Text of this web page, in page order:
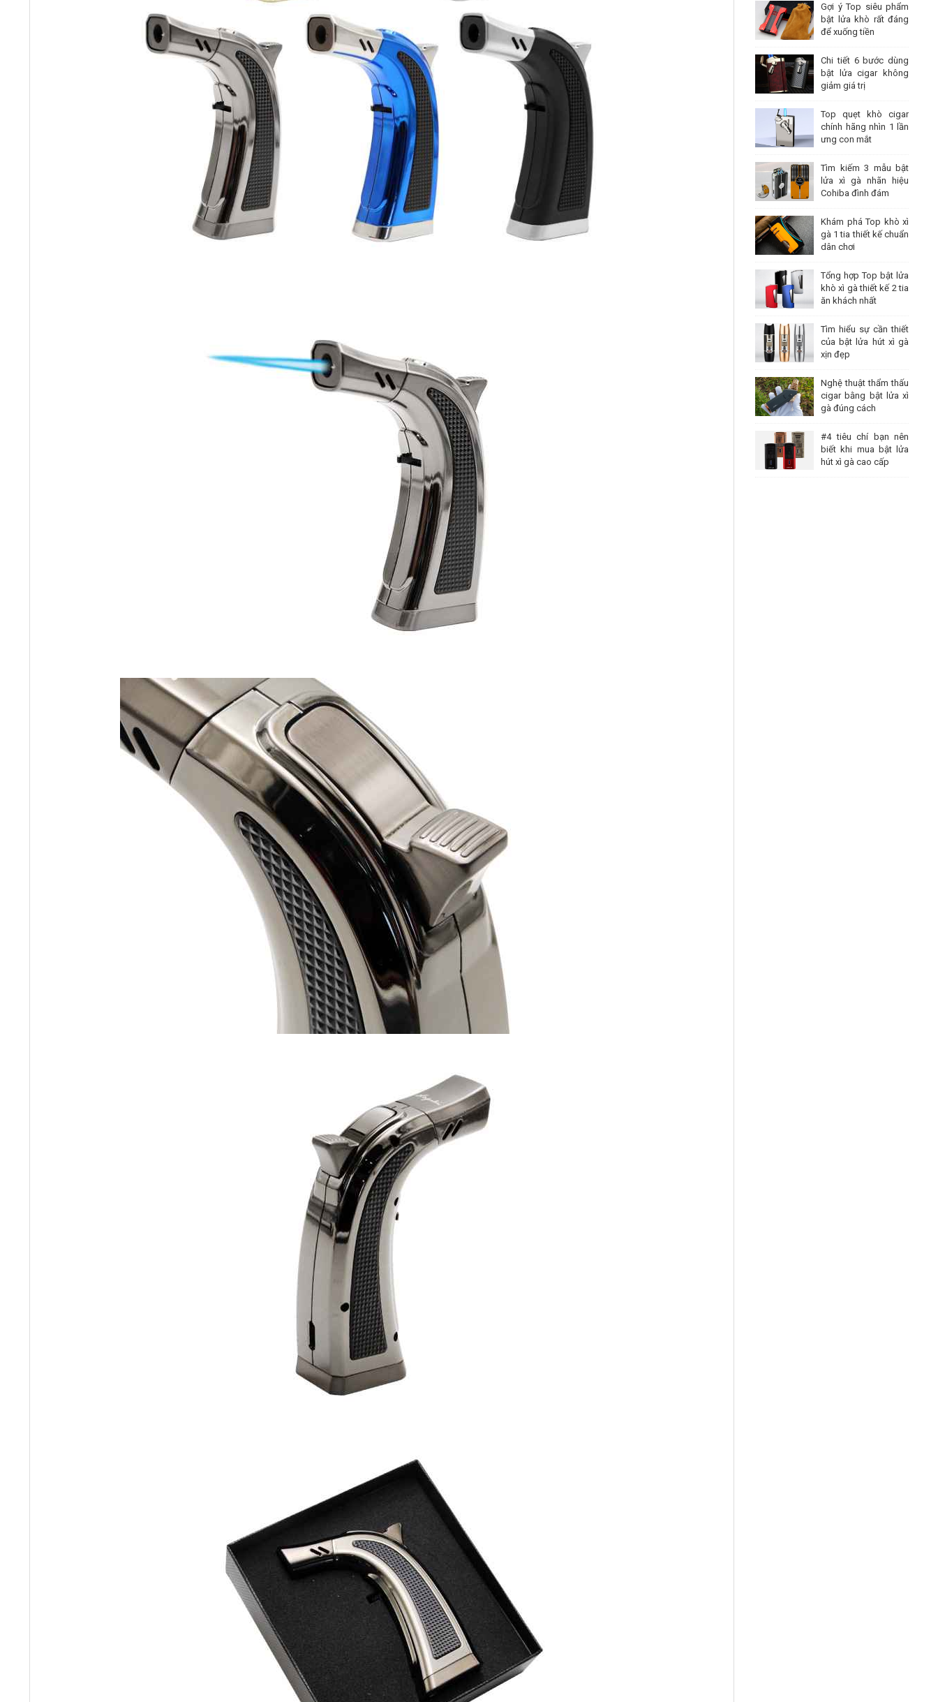
Gợi ý Top siêu phẩm
bật lửa khò rất đáng
để xuống tiền
Chi tiết 6 bước dùng
bật lửa cigar không
giảm giá trị
Top quẹt khò cigar
chính hãng nhìn 1 lần
ưng con mắt
Tìm kiếm 3 mẫu bật
lửa xì gà nhãn hiệu
Cohiba đình đám
Khám phá Top khò xì
gà 1 tia thiết kế chuẩn
dân chơi
Tổng hợp Top bật lửa
khò xì gà thiết kế 2 tia
ăn khách nhất
Tìm hiểu sự cần thiết
của bật lửa hút xì gà
xịn đẹp
Nghệ thuật thẩm thấu
cigar bằng bật lửa xì
gà đúng cách
#4 tiêu chí bạn nên
biết khi mua bật lửa
hút xì gà cao cấp